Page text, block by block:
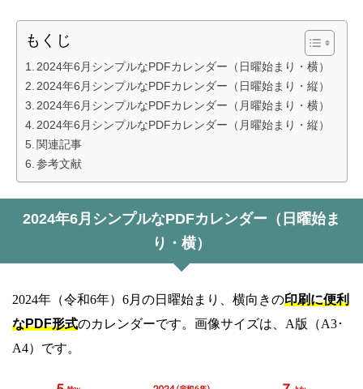
もくじ
2024年6月シンプルなPDFカレンダー（日曜始まり・横）
2024年6月シンプルなPDFカレンダー（日曜始まり・縦）
2024年6月シンプルなPDFカレンダー（月曜始まり・横）
2024年6月シンプルなPDFカレンダー（月曜始まり・縦）
関連記事
参考文献
2024年6月シンプルなPDFカレンダー（日曜始ま
り・横）
2024年（令和6年）6月の日曜始まり、横向きの印刷に便利
なPDF形式のカレンダーです。画像サイズは、A版（A3･
A4）です。